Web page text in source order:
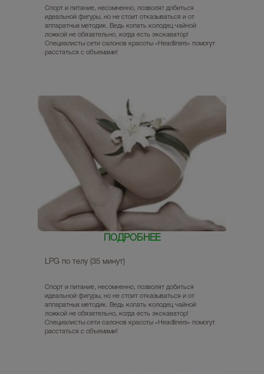
Спорт и питание, несомненно, позволят добиться
идеальной фигуры, но не стоит отказываться и от
аппаратных методик. Ведь копать колодец чайной
ложкой не обязательно, когда есть экскаватор!
Специалисты сети салонов красоты «Headliners» помогут
расстаться с объемами!
ПОДРОБНЕЕ
LPG по телу (35 минут)
Спорт и питание, несомненно, позволят добиться
идеальной фигуры, но не стоит отказываться и от
аппаратных методик. Ведь копать колодец чайной
ложкой не обязательно, когда есть экскаватор!
Специалисты сети салонов красоты «Headliners» помогут
расстаться с объемами!